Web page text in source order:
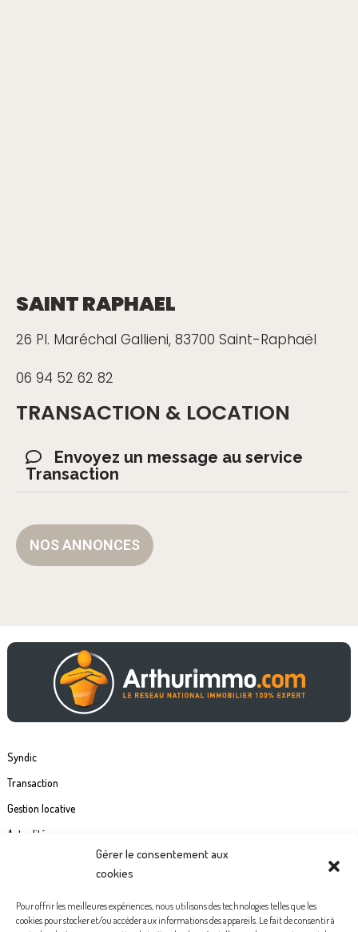
Gérer le consentement aux
cookies
Pour offrir les meilleures expériences, nous utilisons des technologies telles que les
cookies pour stocker et/ou accéder aux informations des appareils. Le fait de consentir à
SAINT RAPHAEL
26 Pl. Maréchal Gallieni, 83700 Saint-Raphaël
06 94 52 62 82
TRANSACTION & LOCATION
Envoyez un message au service
Transaction
NOS ANNONCES
Syndic
Transaction
Gestion locative
Actualités